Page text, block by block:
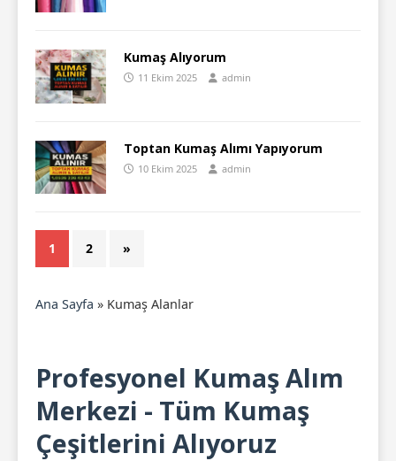
Kumaş Alıyorum
11 Ekim 2025 admin
Toptan Kumaş Alımı Yapıyorum
10 Ekim 2025 admin
1 2 »
Ana Sayfa » Kumaş Alanlar
Profesyonel Kumaş Alım
Merkezi - Tüm Kumaş
Çeşitlerini Alıyoruz